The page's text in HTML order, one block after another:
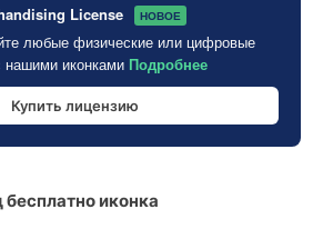
License НОВОЕ
любые физические или цифровые
нашими иконками Подробнее
Купить лицензию
иконка